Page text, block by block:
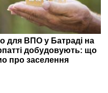
для ВПО у Батраді на
добудовують: що
про заселення